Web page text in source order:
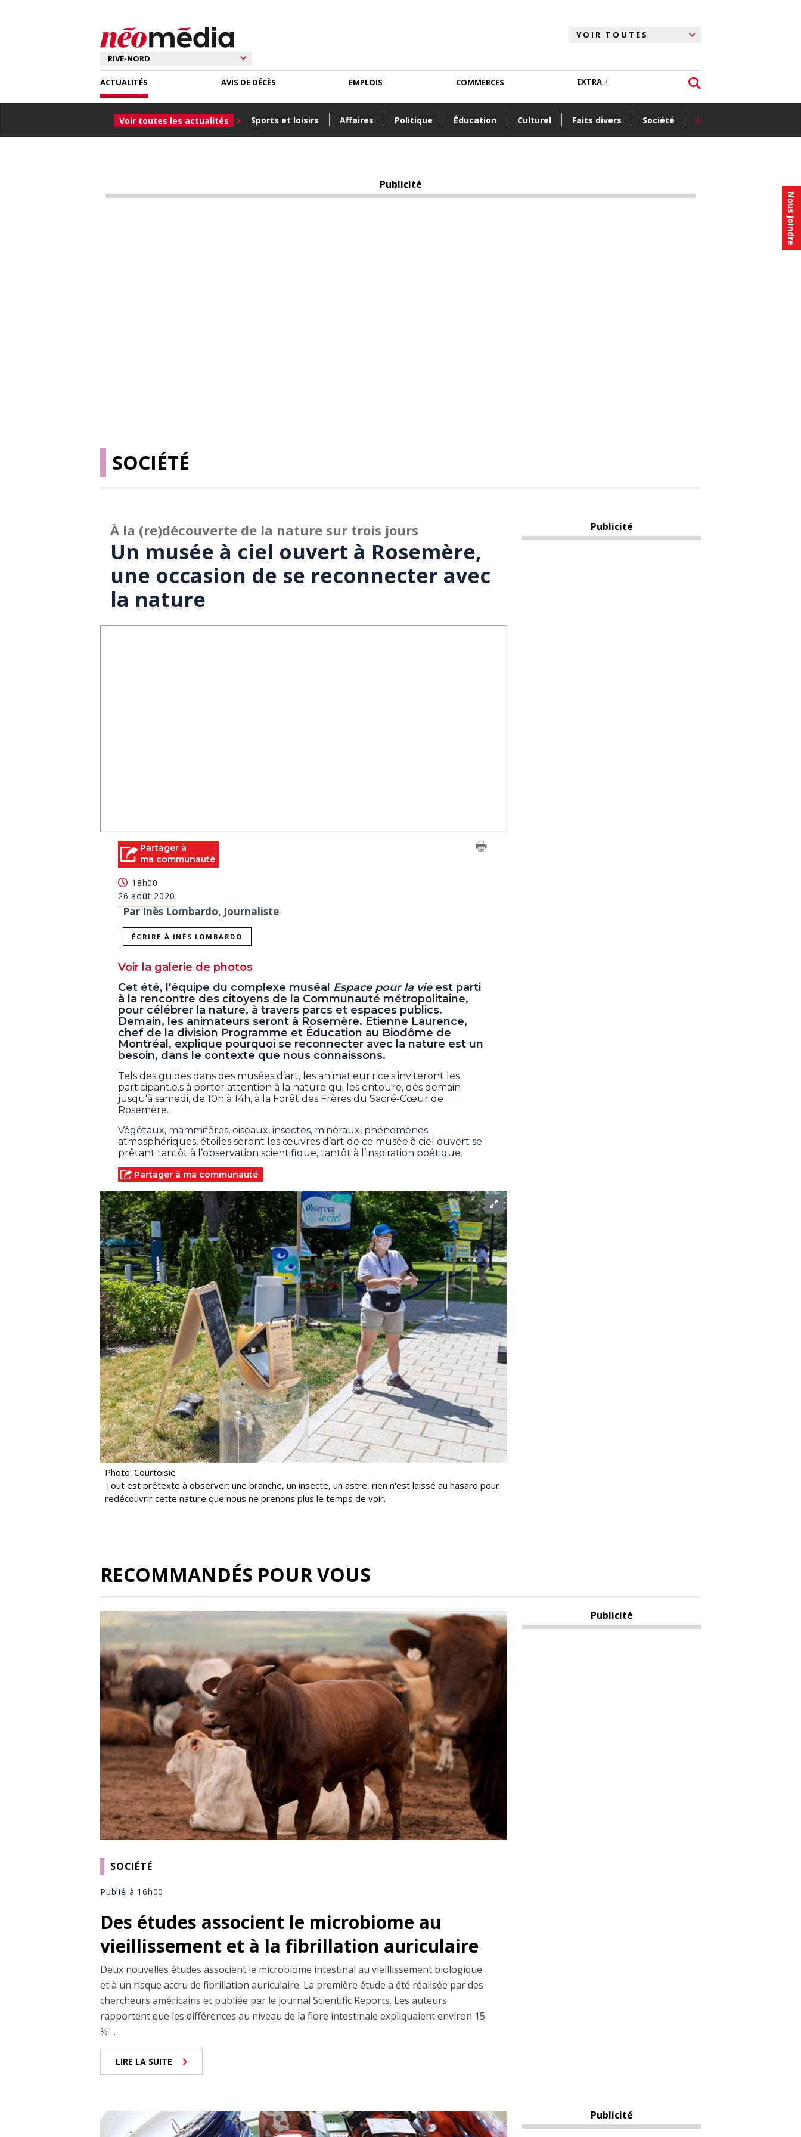
Nous joindre
ACTUALITÉS
Voir toutes les actualités Sports et loisirs Affaires Politique Éducation Culturel Faits divers Société +
AVIS DE DÉCÈS EMPLOIS COMMERCES EXTRA
Publicité
SOCIÉTÉ
À la (re)découverte de la nature sur trois jours
Un musée à ciel ouvert à Rosemère,
une occasion de se reconnecter avec
la nature
Partager à
ma communauté
18h00
26 août 2020
Par Inès Lombardo, Journaliste
ÉCRIRE À INÈS LOMBARDO
Voir la galerie de photos
Cet été, l'équipe du complexe muséal Espace pour la vie est parti
à la rencontre des citoyens de la Communauté métropolitaine,
pour célébrer la nature, à travers parcs et espaces publics.
Demain, les animateurs seront à Rosemère. Etienne Laurence,
chef de la division Programme et Éducation au Biodôme de
Montréal, explique pourquoi se reconnecter avec la nature est un
besoin, dans le contexte que nous connaissons.
Tels des guides dans des musées d’art, les animat.eur.rice.s inviteront les
participant.e.s à porter attention à la nature qui les entoure, dès demain
jusqu'à samedi, de 10h à 14h, à la Forêt des Frères du Sacré-Cœur de
Rosemère.
Végétaux, mammifères, oiseaux, insectes, minéraux, phénomènes
atmosphériques, étoiles seront les œuvres d’art de ce musée à ciel ouvert se
prêtant tantôt à l’observation scientifique, tantôt à l’inspiration poétique.
Partager à ma communauté
Photo: Courtoisie
Tout est prétexte à observer: une branche, un insecte, un astre, rien n'est laissé au hasard pour
redécouvrir cette nature que nous ne prenons plus le temps de voir.
Publicité
RECOMMANDÉS POUR VOUS
SOCIÉTÉ
Publié à 16h00
Des études associent le microbiome au
vieillissement et à la fibrillation auriculaire
Deux nouvelles études associent le microbiome intestinal au vieillissement biologique
et à un risque accru de fibrillation auriculaire. La première étude a été réalisée par des
chercheurs américains et publiée par le journal Scientific Reports. Les auteurs
rapportent que les différences au niveau de la flore intestinale expliquaient environ 15
% ...
LIRE LA SUITE
Publicité
Publicité